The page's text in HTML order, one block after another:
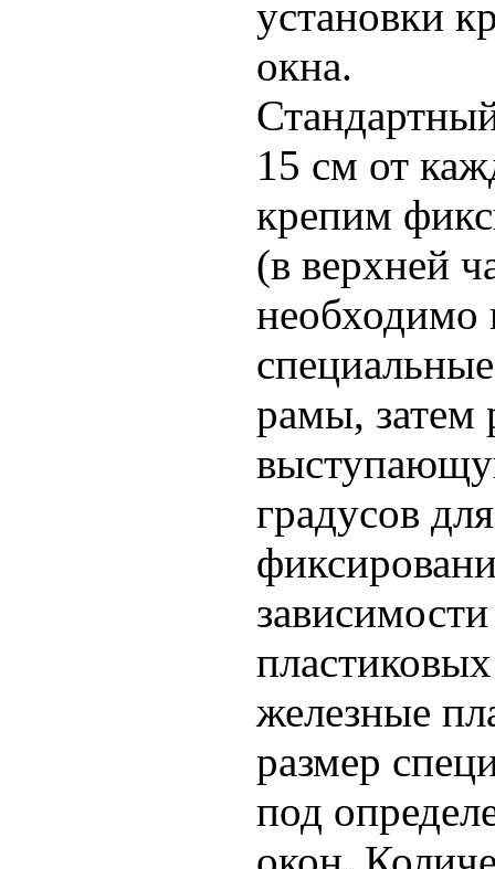
установки
окна.
15 см от
крепим
(в верхней
необходимо
рамы, затем
градусов
железные
размер
под